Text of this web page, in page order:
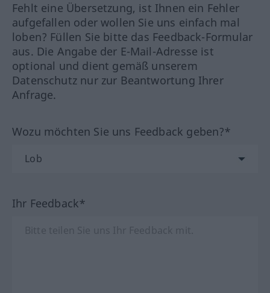
Fehlt eine Übersetzung, ist Ihnen ein Fehler
aufgefallen oder wollen Sie uns einfach mal
loben? Füllen Sie bitte das Feedback-Formular
aus. Die Angabe der E-Mail-Adresse ist
optional und dient gemäß unserem
Datenschutz nur zur Beantwortung Ihrer
Anfrage.
Wozu möchten Sie uns Feedback geben?*
Ihr Feedback*